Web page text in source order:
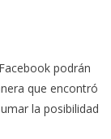
podrán
que encontró
la posibilidad